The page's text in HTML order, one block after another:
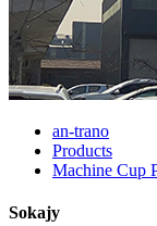
an-trano
Products
Machine Cup
Sokajy